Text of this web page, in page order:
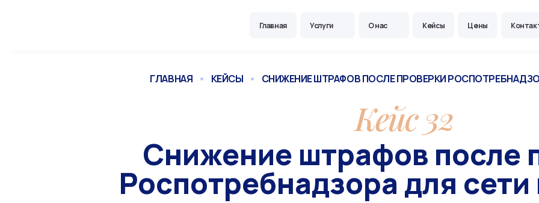
Главная Услуги О нас Кейсы Цены
ГЛАВНАЯ • КЕЙСЫ • СНИЖЕНИЕ ШТРАФОВ ПОСЛЕ ПРОВЕРКИ
Кейс 32
Снижение штрафов после
Роспотребнадзора для